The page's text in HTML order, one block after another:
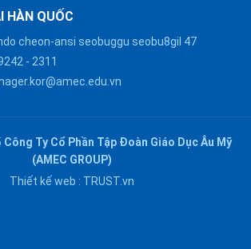
HÀN QUỐC
cheon-ansi seobuggu seobu8gil 47
- 2311
Công Ty Cổ Phần Tập Đoàn Giáo Dục Âu Mỹ
(AMEC GROUP)
Thiết kế web : TRUST.vn
HÀ NỘI :
0914863466
ĐÀ NẴNG :
0916082128
HỒ CHÍ MINH :
Chat với chúng tôi trên
Zalo